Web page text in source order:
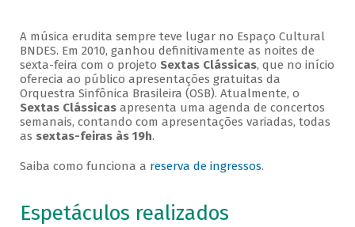
A música erudita sempre teve lugar no Espaço Cultural
BNDES. Em 2010, ganhou definitivamente as noites de
sexta-feira com o projeto Sextas Clássicas, que no início
oferecia ao público apresentações gratuitas da
Orquestra Sinfônica Brasileira (OSB). Atualmente, o
Sextas Clássicasapresenta uma agenda de concertos
semanais, contando com apresentações variadas, todas
as sextas-feiras às 19h.
Saiba como funciona a reserva de ingressos.
Espetáculos realizados